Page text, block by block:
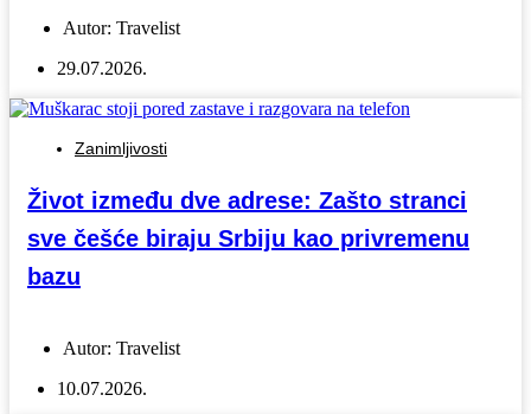
Autor: Travelist
29.07.2026.
Zanimljivosti
Život između dve adrese: Zašto stranci
sve češće biraju Srbiju kao privremenu
bazu
Autor: Travelist
10.07.2026.